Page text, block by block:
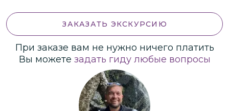
ЗАКАЗАТЬ ЭКСКУРСИЮ
При заказе вам не нужно ничего платить
Вы можете задать гиду любые вопросы